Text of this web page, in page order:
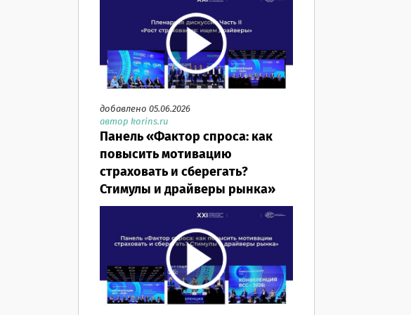
добавлено 05.06.2026
автор korins.ru
Панель «Фактор спроса: как
повысить мотивацию
страховать и сберегать?
Стимулы и драйверы рынка»